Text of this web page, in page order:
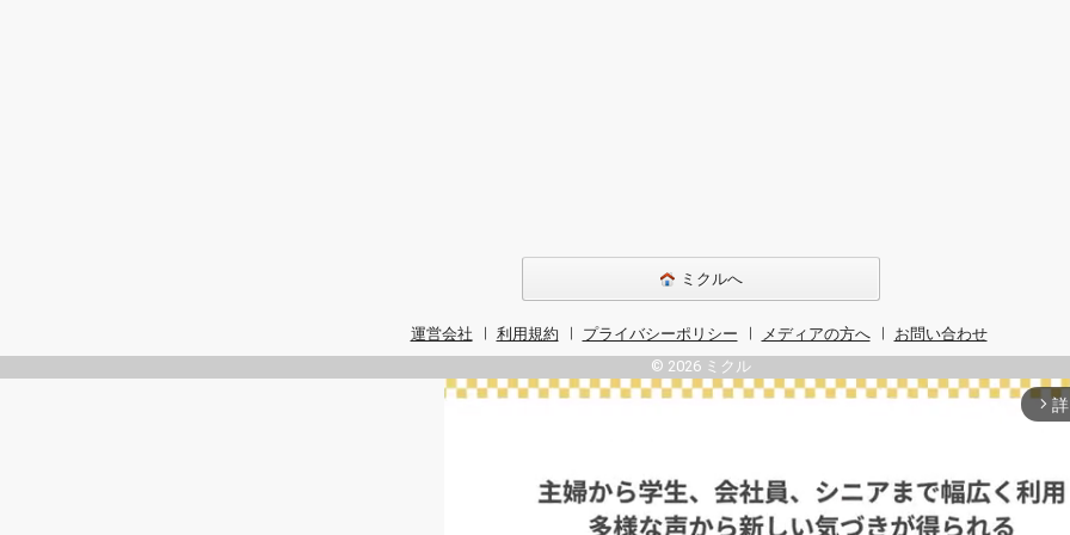
ミクルへ
運営会社 利用規約 プライバシーポリシー メディアの方へ
お問い合わせ
© 2026 ミクル
arrow_forward_ios